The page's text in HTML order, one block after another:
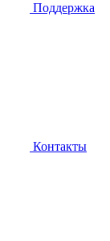
Поддержка
Контакты